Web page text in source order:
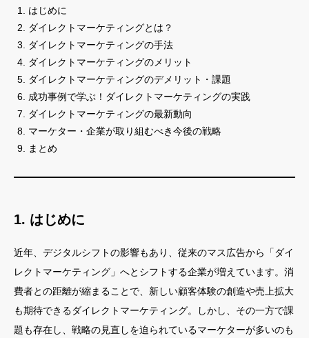
はじめに
ダイレクトマーケティングとは？
ダイレクトマーケティングの手法
ダイレクトマーケティングのメリット
ダイレクトマーケティングのデメリット・課題
成功事例で学ぶ！ダイレクトマーケティングの実践
ダイレクトマーケティングの最新動向
マーケター・企業が取り組むべき今後の戦略
まとめ
1. はじめに
近年、デジタルシフトの影響もあり、従来のマス広告から「ダイ
レクトマーケティング」へとシフトする企業が増えています。消
費者との距離が縮まることで、新しい顧客体験の創造や売上拡大
も期待できるダイレクトマーケティング。しかし、その一方で課
題も存在し、戦略の見直しを迫られているマーケターが多いのも